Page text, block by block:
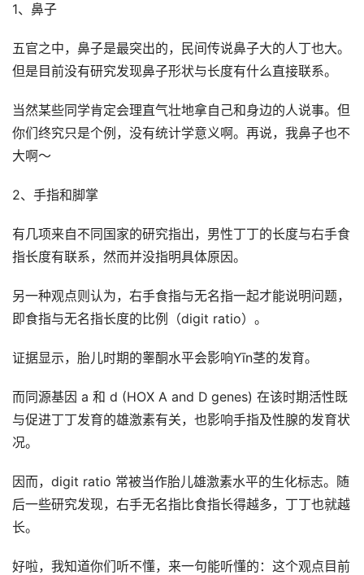
1、鼻子
五官之中，鼻子是最突出的，民间传说鼻子大的人丁也大。
但是目前没有研究发现鼻子形状与长度有什么直接联系。
当然某些同学肯定会理直气壮地拿自己和身边的人说事。但
你们终究只是个例，没有统计学意义啊。再说，我鼻子也不
大啊～
2、手指和脚掌
有几项来自不同国家的研究指出，男性丁丁的长度与右手食
指长度有联系，然而并没指明具体原因。
另一种观点则认为，右手食指与无名指一起才能说明问题，
即食指与无名指长度的比例（digit ratio）。
证据显示，胎儿时期的睾酮水平会影响Yīn茎的发育。
而同源基因 a 和 d (HOX A and D genes) 在该时期活性既
与促进丁丁发育的雄激素有关，也影响手指及性腺的发育状
况。
因而，digit ratio 常被当作胎儿雄激素水平的生化标志。随
后一些研究发现，右手无名指比食指长得越多，丁丁也就越
长。
好啦，我知道你们听不懂，来一句能听懂的：这个观点目前